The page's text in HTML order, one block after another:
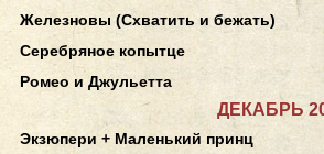
Железновы (Схватить и бежать)
Серебряное копытце
Ромео и Джульетта
ДЕКАБРЬ
Экзюпери + Маленький принц